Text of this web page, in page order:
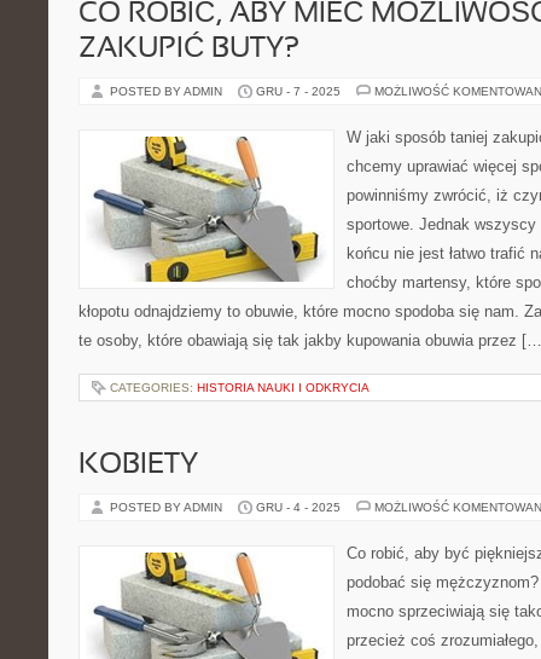
CO ROBIĆ, ABY MIEĆ
ZAKUPIĆ BUTY?
POSTED BY ADMIN GRU - 7 - 2025 MOŻLIWOŚĆ
W jaki sposób taniej
chcemy uprawiać więcej
powinniśmy zwrócić, iż
sportowe. Jednak
końcu nie jest łatwo trafić
choćby martensy, które
kłopotu odnajdziemy to obuwie, które mocno spodoba się nam.
te osoby, które obawiają się tak jakby kupowania obuwia przez
CATEGORIES: HISTORIA NAUKI I ODKRYCIA
KOBIETY
POSTED BY ADMIN GRU - 4 - 2025 MOŻLIWOŚĆ
Co robić, aby być
podobać się
mocno sprzeciwiają się
przecież coś